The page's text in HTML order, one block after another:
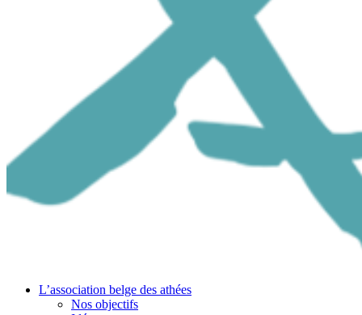
L’association belge des athées
Nos objectifs